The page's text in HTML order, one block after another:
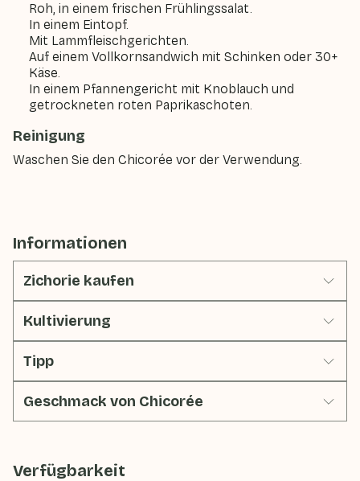
Roh, in einem frischen Frühlingssalat.
In einem Eintopf.
Mit Lammfleischgerichten.
Auf einem Vollkornsandwich mit Schinken oder 30+
Käse.
In einem Pfannengericht mit Knoblauch und
getrockneten roten Paprikaschoten.
Reinigung
Waschen Sie den Chicorée vor der Verwendung.
Informationen
Zichorie kaufen
Kultivierung
Tipp
Geschmack von Chicorée
Verfügbarkeit